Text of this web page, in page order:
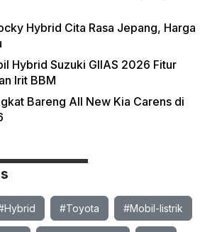
Hybrid Cita Rasa Jepang, Harga
Hybrid Suzuki GIIAS 2026 Fitur
Irit BBM
Bareng All New Kia Carens di
#Toyota #Mobil-listrik